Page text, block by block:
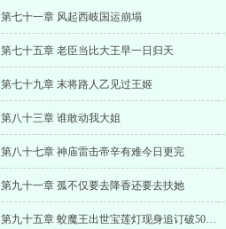
第七十一章 风起西岐国运崩塌
第七十五章 老臣当比大王早一日归天
第七十九章 末将路人乙见过王姬
第八十三章 谁敢动我大姐
第八十七章 神庙雷击帝辛有难今日更完
第九十一章 孤不仅要去降香还要去扶她
第九十五章 蛟魔王出世宝莲灯现身追订破5000加更